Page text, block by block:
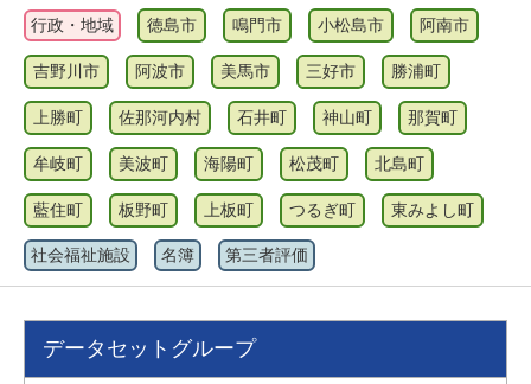
行政・地域 徳島市 鳴門市 小松島市 阿南市
吉野川市 阿波市 美馬市 三好市 勝浦町
上勝町 佐那河内村 石井町 神山町 那賀町
牟岐町 美波町 海陽町 松茂町 北島町
藍住町 板野町 上板町 つるぎ町 東みよし町
社会福祉施設 名簿 第三者評価
データセットグループ